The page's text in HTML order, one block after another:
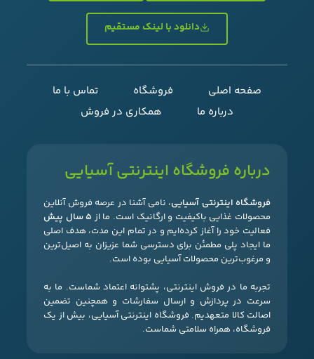
دانلود با لینک مستقیم
صفحه اصلی فروشگاه
تماس با ما
درباره ما
همکاری در فروش
درباره فروشگاه اینترنتی آسیایی
فروشگاه اینترنتی آسیایی، نامی آشنا در عرصه فروش آنلاین
محصولات غذایی باکیفیت و ارگانیک است. ما از ۵ سال پیش
فعالیت خود را آغاز کرده‌ایم و در تمام این مدت، هدف اصلی
ما ایجاد پلی مطمئن برای دسترسی شما عزیزان به اصیل‌ترین
و مرغوب‌ترین محصولات آسیایی بوده است.
تجربه ما در فروش اینترنتی، پشتوانه اعتماد شماست. ما به
سرعت در پردازش و ارسال سفارشات و همچنین تضمین
اصالت کالا متعهدیم. فروشگاه اینترنتی آسیایی، بیش از یک
فروشگاه، همراه سلامتی شماست.